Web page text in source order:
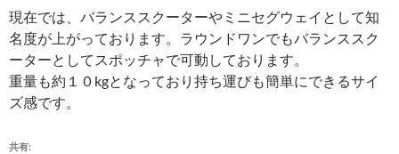
現在では、バランススクーターやミニセグウェイとして知
名度が上がっております。ラウンドワンでもバランススク
ーターとしてスポッチャで可動しております。
重量も約１０kgとなっており持ち運びも簡単にできるサイ
ズ感です。
共有: